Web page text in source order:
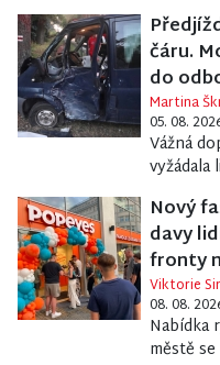
čáru.
do
Martina
05. 08.
Vážná
vyžádala
Nový
davy
fronty
Viktorie
08. 08.
Nabídka
městě